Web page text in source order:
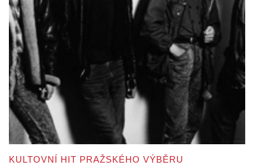
KULTOVNÍ HIT PRAŽSKÉHO VÝBĚRU